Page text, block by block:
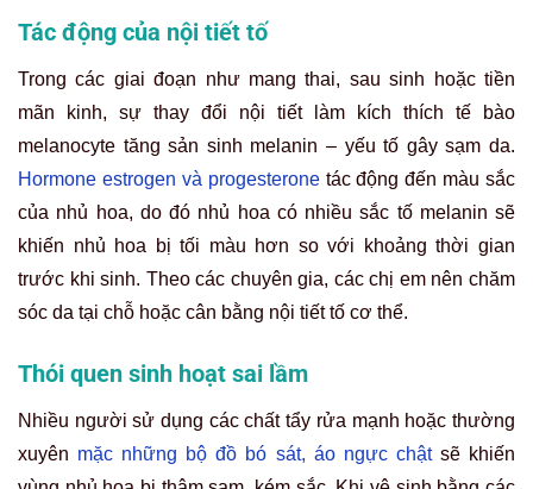
Tác động của nội tiết tố
Trong các giai đoạn như mang thai, sau sinh hoặc tiền
mãn kinh, sự thay đổi nội tiết làm kích thích tế bào
melanocyte tăng sản sinh melanin – yếu tố gây sạm da.
Hormone estrogen và progesteronetác động đến màu sắc
của nhủ hoa, do đó nhủ hoa có nhiều sắc tố melanin sẽ
khiến nhủ hoa bị tối màu hơn so với khoảng thời gian
trước khi sinh. Theo các chuyên gia, các chị em nên chăm
sóc da tại chỗ hoặc cân bằng nội tiết tố cơ thể.
Thói quen sinh hoạt sai lầm
Nhiều người sử dụng các chất tẩy rửa mạnh hoặc thường
xuyên mặc những bộ đồ bó sát, áo ngực chậtsẽ khiến